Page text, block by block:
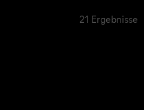
21 Ergebnisse